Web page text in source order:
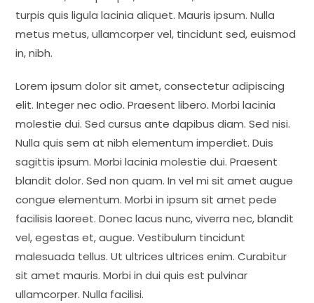
turpis quis ligula lacinia aliquet. Mauris ipsum. Nulla
metus metus, ullamcorper vel, tincidunt sed, euismod
in, nibh.
Lorem ipsum dolor sit amet, consectetur adipiscing
elit. Integer nec odio. Praesent libero. Morbi lacinia
molestie dui. Sed cursus ante dapibus diam. Sed nisi.
Nulla quis sem at nibh elementum imperdiet. Duis
sagittis ipsum. Morbi lacinia molestie dui. Praesent
blandit dolor. Sed non quam. In vel mi sit amet augue
congue elementum. Morbi in ipsum sit amet pede
facilisis laoreet. Donec lacus nunc, viverra nec, blandit
vel, egestas et, augue. Vestibulum tincidunt
malesuada tellus. Ut ultrices ultrices enim. Curabitur
sit amet mauris. Morbi in dui quis est pulvinar
ullamcorper. Nulla facilisi.